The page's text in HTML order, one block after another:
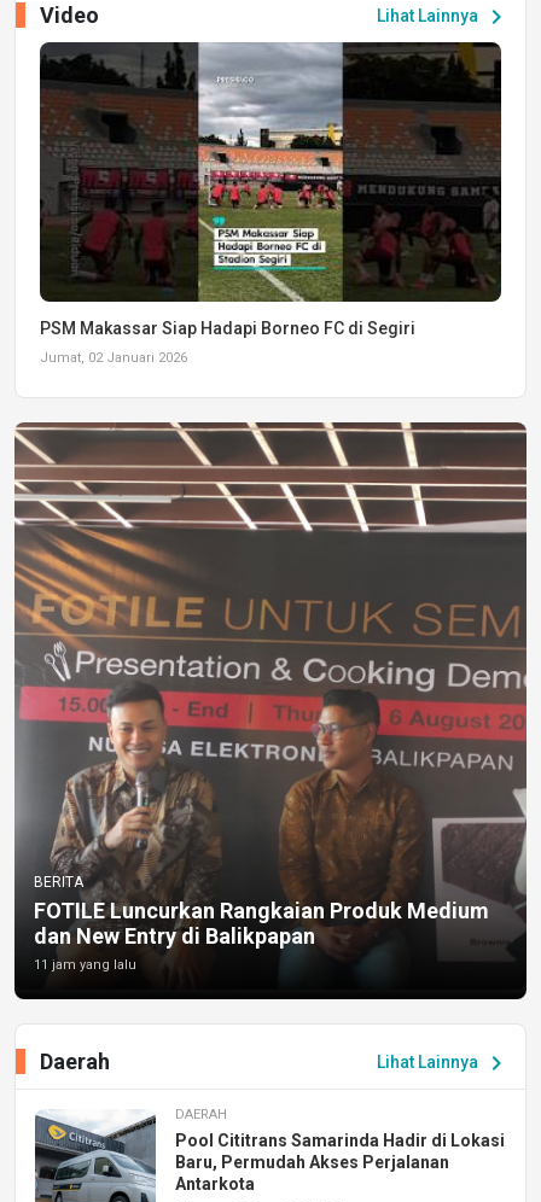
Lihat Lainnya chevron_right
Video
PSM Makassar Siap Hadapi Borneo FC di Segiri
Jumat, 02 Januari 2026
BERITA
FOTILE Luncurkan Rangkaian Produk Medium
dan New Entry di Balikpapan
11 jam yang lalu
Lihat Lainnya chevron_right
Daerah
DAERAH
Pool Cititrans Samarinda Hadir di Lokasi
Baru, Permudah Akses Perjalanan
Antarkota